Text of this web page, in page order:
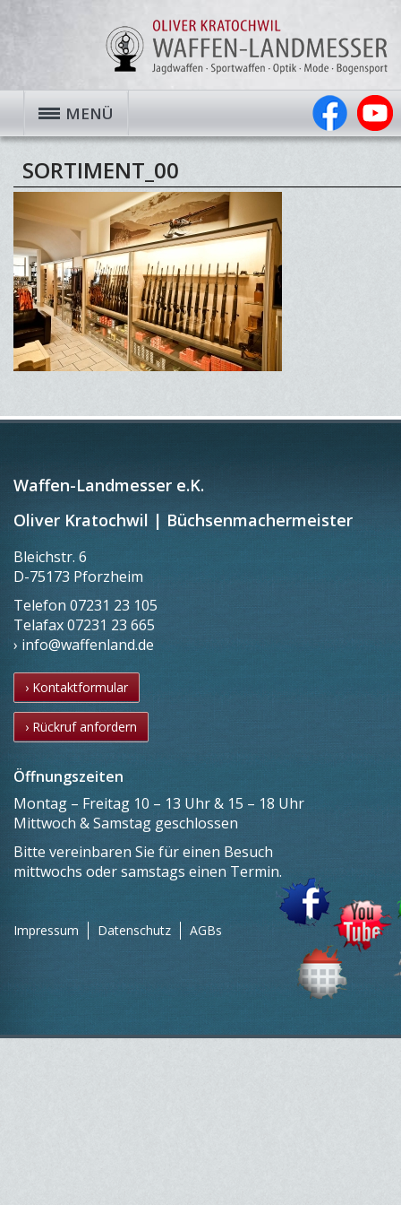
MENÜ
SORTIMENT_00
Waffen-Landmesser e.K.
Oliver Kratochwil | Büchsenmachermeister
Bleichstr. 6
D-75173 Pforzheim
Telefon 07231 23 105
Telafax07231 23 665
› info@waffenland.de
› Kontaktformular
› Rückruf anfordern
Öffnungszeiten
Montag – Freitag 10 – 13 Uhr & 15 – 18 Uhr
Mittwoch & Samstag geschlossen
Bitte vereinbaren Sie für einen Besuch
mittwochs oder samstags einen Termin.
Impressum Datenschutz AGBs